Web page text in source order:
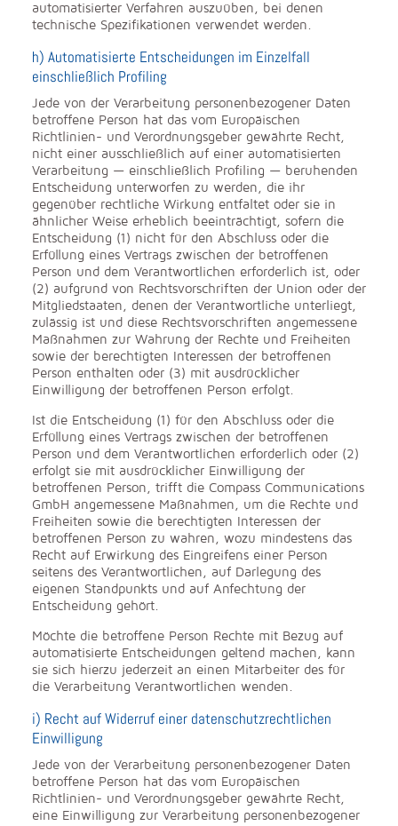
automatisierter Verfahren auszuüben, bei denen
technische Spezifikationen verwendet werden.
h) Automatisierte Entscheidungen im Einzelfall
einschließlich Profiling
Jede von der Verarbeitung personenbezogener Daten
betroffene Person hat das vom Europäischen
Richtlinien- und Verordnungsgeber gewährte Recht,
nicht einer ausschließlich auf einer automatisierten
Verarbeitung — einschließlich Profiling — beruhenden
Entscheidung unterworfen zu werden, die ihr
gegenüber rechtliche Wirkung entfaltet oder sie in
ähnlicher Weise erheblich beeinträchtigt, sofern die
Entscheidung (1) nicht für den Abschluss oder die
Erfüllung eines Vertrags zwischen der betroffenen
Person und dem Verantwortlichen erforderlich ist, oder
(2) aufgrund von Rechtsvorschriften der Union oder der
Mitgliedstaaten, denen der Verantwortliche unterliegt,
zulässig ist und diese Rechtsvorschriften angemessene
Maßnahmen zur Wahrung der Rechte und Freiheiten
sowie der berechtigten Interessen der betroffenen
Person enthalten oder (3) mit ausdrücklicher
Einwilligung der betroffenen Person erfolgt.
Ist die Entscheidung (1) für den Abschluss oder die
Erfüllung eines Vertrags zwischen der betroffenen
Person und dem Verantwortlichen erforderlich oder (2)
erfolgt sie mit ausdrücklicher Einwilligung der
betroffenen Person, trifft die Compass Communications
GmbH angemessene Maßnahmen, um die Rechte und
Freiheiten sowie die berechtigten Interessen der
betroffenen Person zu wahren, wozu mindestens das
Recht auf Erwirkung des Eingreifens einer Person
seitens des Verantwortlichen, auf Darlegung des
eigenen Standpunkts und auf Anfechtung der
Entscheidung gehört.
Möchte die betroffene Person Rechte mit Bezug auf
automatisierte Entscheidungen geltend machen, kann
sie sich hierzu jederzeit an einen Mitarbeiter des für
die Verarbeitung Verantwortlichen wenden.
i) Recht auf Widerruf einer datenschutzrechtlichen
Einwilligung
Jede von der Verarbeitung personenbezogener Daten
betroffene Person hat das vom Europäischen
Richtlinien- und Verordnungsgeber gewährte Recht,
eine Einwilligung zur Verarbeitung personenbezogener